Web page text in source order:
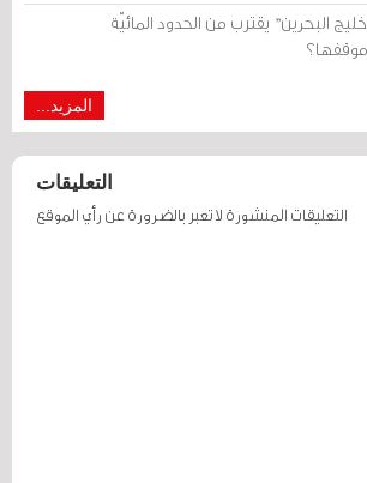
البحرين" يقترب من الحدود المائيّة
المزيد...
التعليقات
التعليقات المنشورة لا تعبر بالضرورة عن رأي الموقع